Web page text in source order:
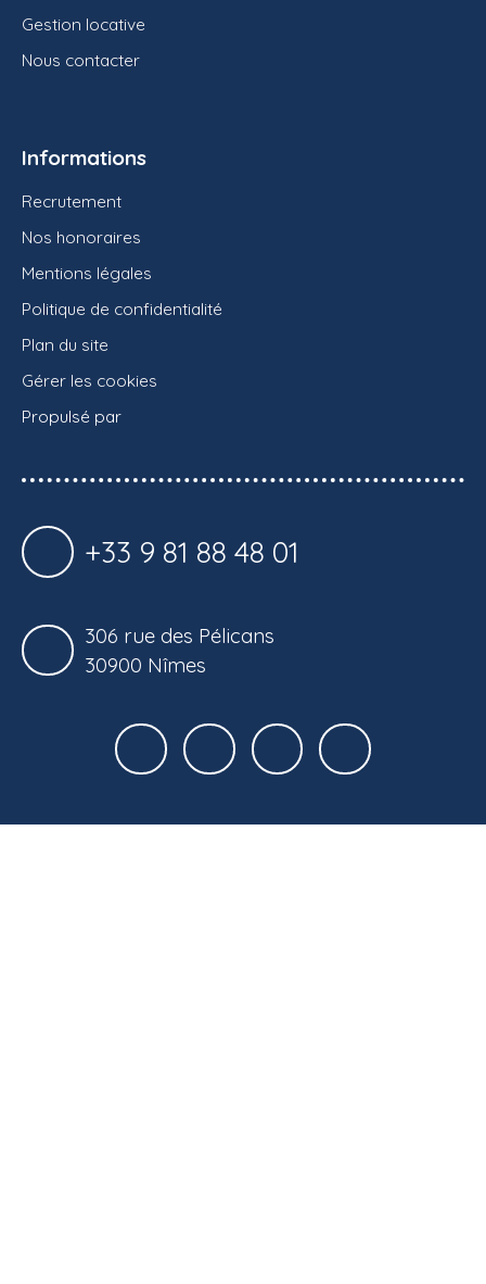
Gestion locative
Nous contacter
Informations
Recrutement
Nos honoraires
Mentions légales
Politique de confidentialité
Plan du site
Gérer les cookies
Propulsé par
+33 9 81 88 48 01
306 rue des Pélicans
30900 Nîmes